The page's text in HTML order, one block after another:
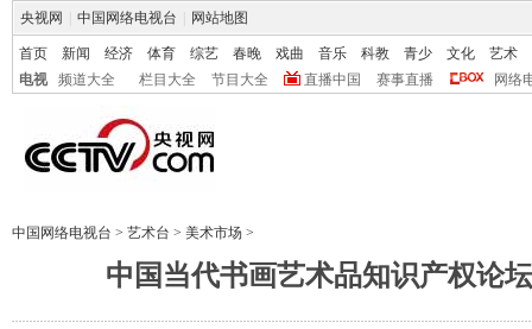
央视网 中国网络电视台 网站地图
首页 新闻 经济 体育 综艺 春晚 戏曲 音乐 科教 青少 文化
艺术
电视
频道大全 栏目大全 节目大全 直播中国 赛事直播 网络
中国网络电视台 > 艺术台 > 美术市场 >
中国当代书画艺术品知识产权论